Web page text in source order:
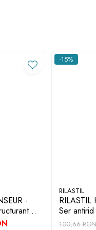
-
-15%
RILASTIL
RILASTIL
Ser
100,66